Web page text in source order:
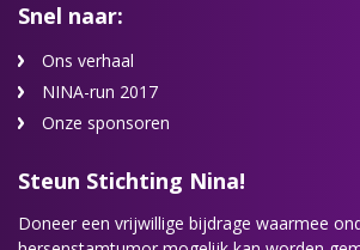
Snel naar:
Ons verhaal
NINA-run 2017
Onze sponsoren
Steun Stichting Nina!
Doneer een vrijwillige bijdrage waarmee